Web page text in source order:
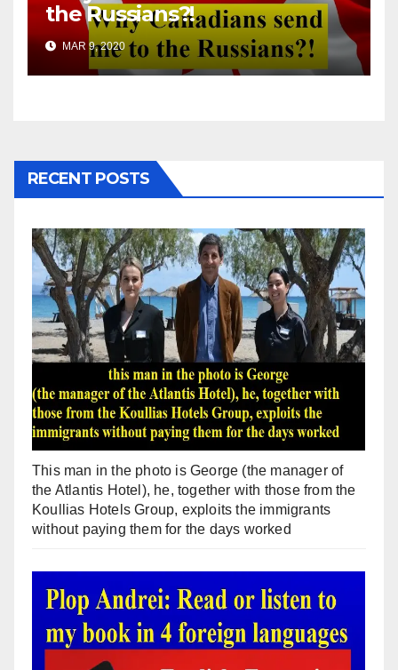
the Russians?!
MAR 9, 2020
RECENT POSTS
This man in the photo is George (the manager of
the Atlantis Hotel), he, together with those from the
Koullias Hotels Group, exploits the immigrants
without paying them for the days worked